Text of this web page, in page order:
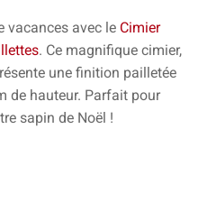
vacances avec le Cimier
. Ce magnifique cimier,
une finition pailletée
de hauteur. Parfait pour
sapin de Noël !